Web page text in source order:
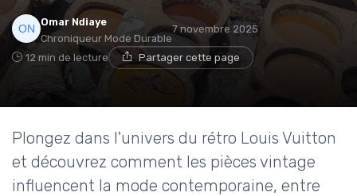
Omar Ndiaye
Chroniqueur Mode Durable
7 novembre 2025
12 min de lecture Partager cette page
Plongez dans l'univers du rétro Louis Vuitton
et découvrez comment les pièces vintage
influencent la mode contemporaine, entre